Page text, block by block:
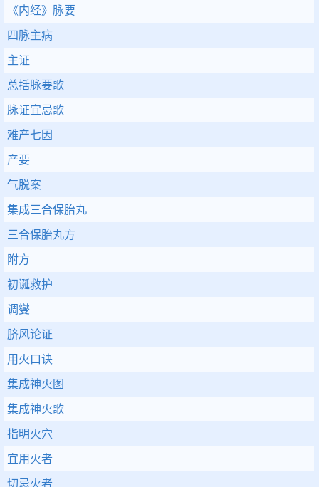
《内经》脉要
四脉主病
主证
总括脉要歌
脉证宜忌歌
难产七因
产要
气脱案
集成三合保胎丸
三合保胎丸方
附方
初诞救护
调燮
脐风论证
用火口诀
集成神火图
集成神火歌
指明火穴
宜用火者
切忌火者